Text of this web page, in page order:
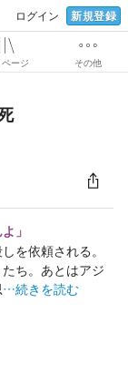
ログイン 新規登録
ージ その他
」
を依頼される。
ち。あとはアジ
…続きを読む